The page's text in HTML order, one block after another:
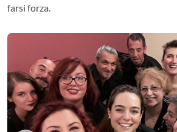
farsi forza.